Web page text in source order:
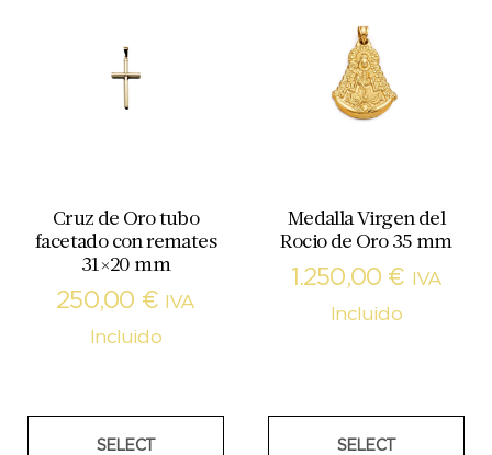
Cruz de Oro tubo
facetado con remates
31×20 mm
250,00 €
IVA
Incluido
SELECT
Medalla Virgen del
Rocio de Oro 35 mm
1.250,00 €
IVA
Incluido
SELECT